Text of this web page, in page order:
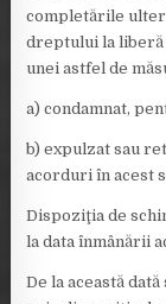
completările
dreptului la
unei astfel de
a) condamnat,
b) expulzat sau
acorduri în acest
Dispoziţia de
la data înmânării
De la această